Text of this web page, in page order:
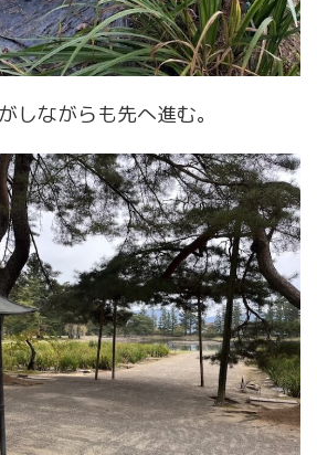
しながらも先へ進む。